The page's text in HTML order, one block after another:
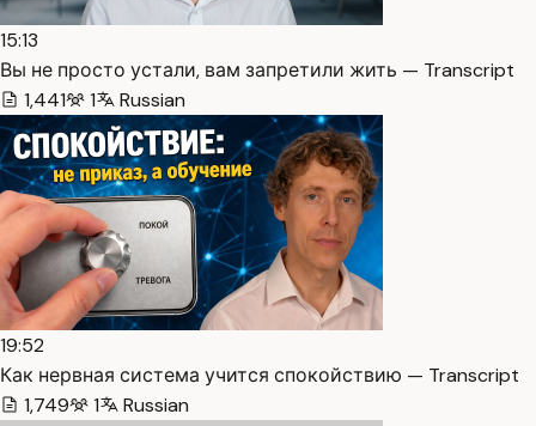
15:13
Вы не просто устали, вам запретили жить — Transcript
1,441
1 Russian
19:52
Как нервная система учится спокойствию — Transcript
1,749
1 Russian